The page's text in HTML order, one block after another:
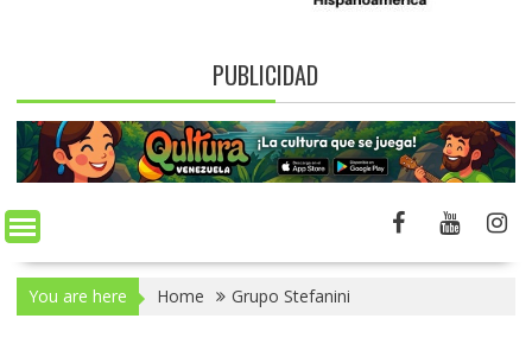
PUBLICIDAD
You are here Home Grupo Stefanini